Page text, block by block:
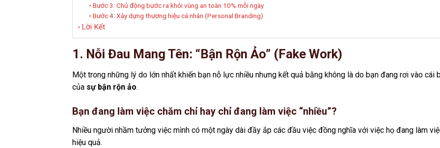
Bước 3: Chủ động bước ra khỏi vùng an toàn 10% mỗi ngày
Bước 4: Xây dựng thương hiệu cá nhân (Personal Branding)
Lời Kết
1. Nỗi Đau Mang Tên: “Bận Rộn Ảo” (Fake Work)
Một trong những lý do lớn nhất khiến bạn nỗ lực nhiều nhưng kết quả bằng không là do bạn đang rơi vào cái
của sự bận rộn ảo.
Bạn đang làm việc chăm chỉ hay chỉ đang làm việc “nhiều”?
Nhiều người nhầm tưởng việc mình có một ngày dài đầy ắp các đầu việc đồng nghĩa với việc họ đang làm
hiệu quả.